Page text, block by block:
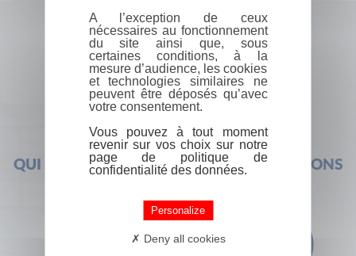
QUI SOMMES-NOUS ? FOIRE AUX QUESTIONS
A l’exception de ceux
nécessaires au fonctionnement
du site ainsi que, sous
certaines conditions, à la
mesure d’audience, les cookies
et technologies similaires ne
peuvent être déposés qu’avec
votre consentement.
Vous pouvez à tout moment
revenir sur vos choix sur notre
page de politique de
confidentialité des données.
Personalize
Deny all cookies